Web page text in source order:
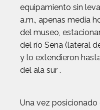
equipamiento sin
a.m., apenas media
del museo,
del río Sena (lateral
y lo extendieron
del ala sur .
Una vez posicionado